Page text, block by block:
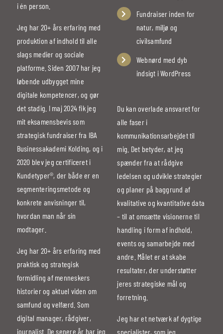
i én person.
Jeg har 20+ års erfaring med
produktion af indhold til alle
slags medier og sociale
platforme. Siden 2007 har jeg
løbende udbygget mine
digitale kompetencer, og gør
det stadig. I maj 2024 fik jeg
mit eksamensbevis som
strategisk fundraiser fra IBA
Businessakademi Kolding, og i
2020 blev jeg certificeret i
Kundetyper®, der både er en
segmenteringsmetode og
konkrete anvisninger til,
hvordan man når sin
modtager.
Jeg har 20+ års erfaring med
praktisk og strategisk
formidling af menneskers
historier og aktuel viden om
samfund og velfærd. Som
digital manager, rådgiver,
journalist. De senere år har jeg
Fundraiser inden for
natur, miljø og
civilsamfund
Webnørd med dyb
indsigt i WordPress
Du kan overlade ansvaret for
alle faser i
kommunikationsarbejdet til
mig. Det betyder, at jeg
spænder fra at rådgive
ledelsen og udvikle strategier
og planer på baggrund af
kvalitative og kvantitative data
– til at omsætte visionerne til
handling i form af indhold,
events og samarbejde med
andre. Målet er at skabe
resultater, der understøtter
jeres strategiske mål og
forretning.
Jeg har et netværk af dygtige
specialister, som jeg